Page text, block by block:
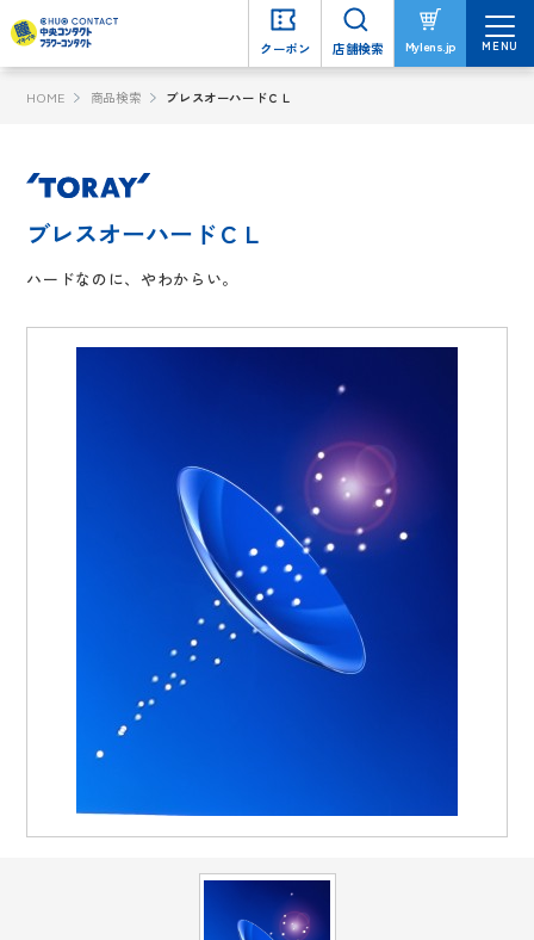
クーポン 店舗検索 Mylens.jp MENU
HOME 商品検索 ブレスオーハードＣＬ
ブレスオーハードＣＬ
ハードなのに、やわからい。
クーポン 店舗検索 Mylens.jp MENU